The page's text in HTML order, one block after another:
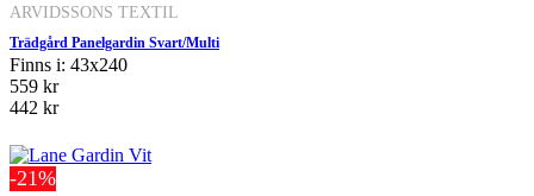
ARVIDSSONS TEXTIL
Trädgård Panelgardin Svart/Multi
Finns i: 43x240
559 kr
442 kr
-21%